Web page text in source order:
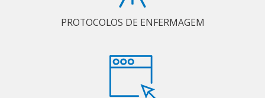
PROTOCOLOS DE ENFERMAGEM